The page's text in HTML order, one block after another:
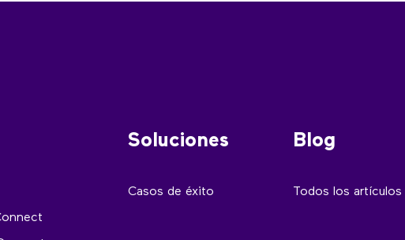
Soluciones
Casos de éxito
Blog
Todos los artículos